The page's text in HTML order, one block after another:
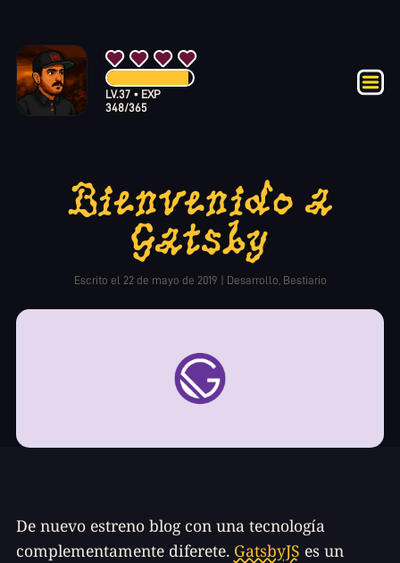
LV.37 •EXP
348/365
Bienvenido a
Gatsby
Escrito el 22 de mayo de 2019 | Desarrollo, Bestiario
De nuevo estreno blog con una tecnología
complementamente diferete. GatsbyJS es un